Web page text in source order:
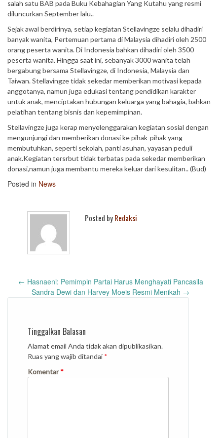
salah satu BAB pada Buku Kebahagian Yang Kutahu yang resmi
diluncurkan September lalu..
Sejak awal berdirinya, setiap kegiatan Stellavingze selalu dihadiri
banyak wanita, Pertemuan pertama di Malaysia dihadiri oleh 2500
orang peserta wanita. Di Indonesia bahkan dihadiri oleh 3500
peserta wanita. Hingga saat ini, sebanyak 3000 wanita telah
bergabung bersama Stellavingze, di Indonesia, Malaysia dan
Taiwan. Stellavingze tidak sekedar memberikan motivasi kepada
anggotanya, namun juga edukasi tentang pendidikan karakter
untuk anak, menciptakan hubungan keluarga yang bahagia, bahkan
pelatihan tentang bisnis dan kepemimpinan.
Stellavingze juga kerap menyelenggarakan kegiatan sosial dengan
mengunjungi dan memberikan donasi ke pihak-pihak yang
membutuhkan, seperti sekolah, panti asuhan, yayasan peduli
anak.Kegiatan tersrbut tidak terbatas pada sekedar memberikan
donasi,namun juga membantu mereka keluar dari kesulitan.. (Bud)
Posted in News
Posted byRedaksi
Post
navigation
← Hasnaeni: Pemimpin Partai Harus Menghayati Pancasila
Sandra Dewi dan Harvey Moeis Resmi Menikah →
Tinggalkan Balasan
Alamat email Anda tidak akan dipublikasikan.
Ruas yang wajib ditandai *
Komentar*